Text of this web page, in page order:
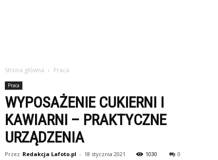
Strona główna Praca
Praca
WYPOSAŻENIE CUKIERNI I
KAWIARNI – PRAKTYCZNE
URZĄDZENIA
Przez Redakcja Lafoto.pl - 18 stycznia 2021 1030 0